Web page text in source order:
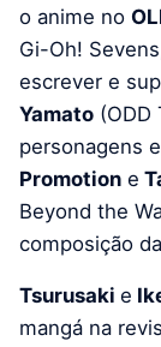
o anime no
Gi-Oh!
escrever e
Yamato (ODD
personagens
Promotion e
Beyond the
composição
Tsurusaki e
mangá na